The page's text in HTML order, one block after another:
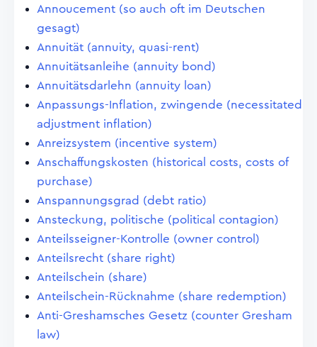
Annoucement (so auch oft im Deutschen
gesagt)
Annuität (annuity, quasi-rent)
Annuitätsanleihe (annuity bond)
Annuitätsdarlehn (annuity loan)
Anpassungs-Inflation, zwingende (necessitated
adjustment inflation)
Anreizsystem (incentive system)
Anschaffungskosten (historical costs, costs of
purchase)
Anspannungsgrad (debt ratio)
Ansteckung, politische (political contagion)
Anteilsseigner-Kontrolle (owner control)
Anteilsrecht (share right)
Anteilschein (share)
Anteilschein-Rücknahme (share redemption)
Anti-Greshamsches Gesetz (counter Gresham
law)